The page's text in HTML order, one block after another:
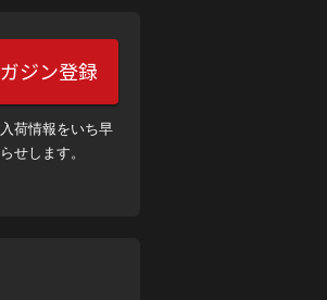
ジン登録
荷情報をいち早
せします。